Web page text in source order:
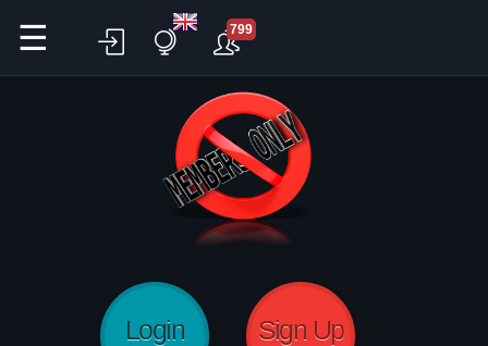
799
☰
Login Sign Up